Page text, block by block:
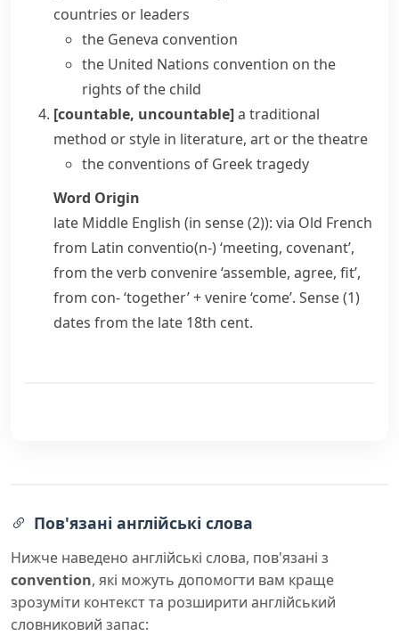
countries or leaders
the Geneva convention
the United Nations convention on the
rights of the child
[countable, uncountable]a traditional
method or style in literature, art or the theatre
the conventions of Greek tragedy
Word Origin
late Middle English (in sense (2)): via Old French
from Latin conventio(n-)‘meeting, covenant’,
from the verb convenire‘assemble, agree, fit’,
from con-‘together’ +venire‘come’. Sense (1)
dates from the late 18th cent.
Пов'язані англійські слова
Нижче наведено англійські слова, пов'язані з
convention, які можуть допомогти вам краще
зрозуміти контекст та розширити англійський
словниковий запас: